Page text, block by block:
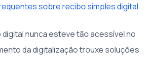
sobre recibo simples digital
digital nunca esteve tão acessível no
da digitalização trouxe soluções